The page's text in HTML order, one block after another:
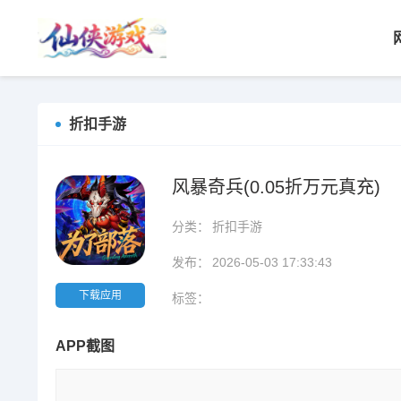
折扣手游
下载应用
风暴奇兵(0.05折万元真充)
分类： 折扣手游
发布： 2026-05-03 17:33:43
标签：
APP截图